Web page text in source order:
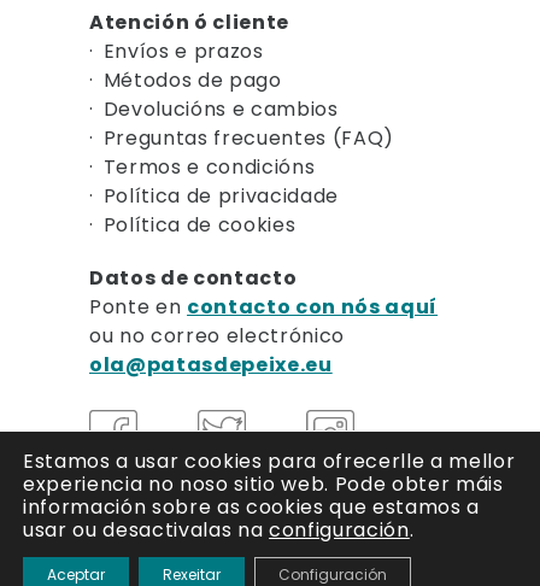
Atención ó cliente
Envíos e prazos
Métodos de pago
Devolucións e cambios
Preguntas frecuentes (FAQ)
Termos e condicións
Política de privacidade
Política de cookies
Datos de contacto
Ponte en contacto con nós aquí
ou no correo electrónico
ola@patasdepeixe.eu
Estamos a usar cookies para ofrecerlle a mellor
experiencia no noso sitio web. Pode obter máis
información sobre as cookies que estamos a
usar ou desactivalas naconfiguración.
Aceptar Rexeitar Configuración